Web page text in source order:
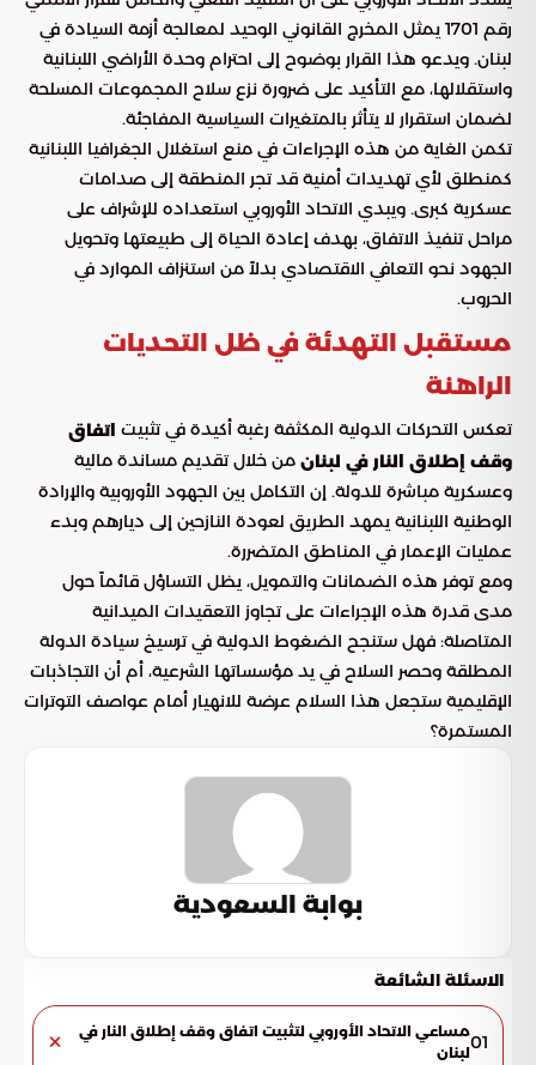
رقم 1701 يمثل المخرج القانوني الوحيد لمعالجة أزمة السيادة في
لبنان. ويدعو هذا القرار بوضوح إلى احترام وحدة الأراضي اللبنانية
واستقلالها، مع التأكيد على ضرورة نزع سلاح المجموعات المسلحة
لضمان استقرار لا يتأثر بالمتغيرات السياسية المفاجئة.
تكمن الغاية من هذه الإجراءات في منع استغلال الجغرافيا اللبنانية
كمنطلق لأي تهديدات أمنية قد تجر المنطقة إلى صدامات
عسكرية كبرى. ويبدي الاتحاد الأوروبي استعداده للإشراف على
مراحل تنفيذ الاتفاق، بهدف إعادة الحياة إلى طبيعتها وتحويل
الجهود نحو التعافي الاقتصادي بدلاً من استنزاف الموارد في
الحروب.
مستقبل التهدئة في ظل التحديات
الراهنة
تعكس التحركات الدولية المكثفة رغبة أكيدة في تثبيت اتفاق
وقف إطلاق النار في لبنان من خلال تقديم مساندة مالية
وعسكرية مباشرة للدولة. إن التكامل بين الجهود الأوروبية والإرادة
الوطنية اللبنانية يمهد الطريق لعودة النازحين إلى ديارهم وبدء
عمليات الإعمار في المناطق المتضررة.
ومع توفر هذه الضمانات والتمويل، يظل التساؤل قائماً حول
مدى قدرة هذه الإجراءات على تجاوز التعقيدات الميدانية
المتاصلة: فهل ستنجح الضغوط الدولية في ترسيخ سيادة الدولة
المطلقة وحصر السلاح في يد مؤسساتها الشرعية، أم أن التجاذبات
الإقليمية ستجعل هذا السلام عرضة للانهيار أمام عواصف التوترات
المستمرة؟
بوابة السعودية
الاسئلة الشائعة
01مساعي الاتحاد الأوروبي لتثبيت اتفاق وقف إطلاق النار في
لبنان